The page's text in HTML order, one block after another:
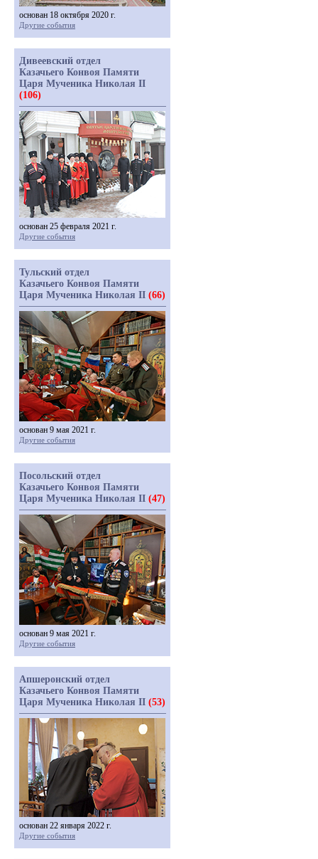
основан 18 октября 2020 г.
Другие события
Дивеевский отдел
Казачьего Конвоя Памяти
Царя Мученика Николая II
(106)
основан 25 февраля 2021 г.
Другие события
Тульский отдел
Казачьего Конвоя Памяти
Царя Мученика Николая II (66)
основан 9 мая 2021 г.
Другие события
Посольский отдел
Казачьего Конвоя Памяти
Царя Мученика Николая II (47)
основан 9 мая 2021 г.
Другие события
Апшеронский отдел
Казачьего Конвоя Памяти
Царя Мученика Николая II (53)
основан 22 января 2022 г.
Другие события